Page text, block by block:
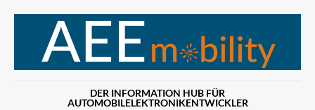
DER INFORMATION HUB FÜR
AUTOMOBILELEKTRONIKENTWICKLER